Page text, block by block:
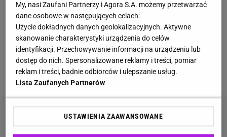
Jurek Owsiak dostał list. Wewnątrz było 50 zł i
wiadomość: "Przepraszam"
JERZY OWSIAK LIST NEWS PRZEPROSINY
2 NASTĘPNA
My, nasi Zaufani Partnerzy i Agora S.A. możemy przetwarzać
dane osobowe w następujących celach:
Użycie dokładnych danych geolokalizacyjnych. Aktywne
skanowanie charakterystyki urządzenia do celów
identyfikacji. Przechowywanie informacji na urządzeniu lub
dostęp do nich. Spersonalizowane reklamy i treści, pomiar
reklam i treści, badnie odbiorców i ulepszanie usług.
Lista Zaufanych Partnerów
USTAWIENIA ZAAWANSOWANE